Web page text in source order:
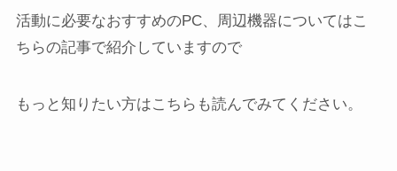
活動に必要なおすすめのPC、周辺機器についてはこ
ちらの記事で紹介していますので
もっと知りたい方はこちらも読んでみてください。